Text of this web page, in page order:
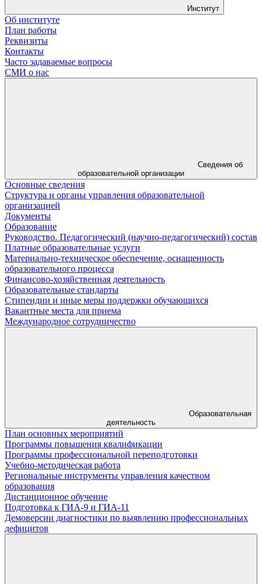
Институт
Об институте
План работы
Реквизиты
Контакты
Часто задаваемые вопросы
СМИ о нас
Сведения об
образовательной организации
Основные сведения
Структура и органы управления образовательной
организацией
Документы
Образование
Руководство. Педагогический (научно-педагогический) состав
Платные образовательные услуги
Материально-техническое обеспечение, оснащенность
образовательного процесса
Финансово-хозяйственная деятельность
Образовательные стандарты
Стипендии и иные меры поддержки обучающихся
Вакантные места для приема
Международное сотрудничество
Образовательная
деятельность
План основных мероприятий
Программы повышения квалификации
Программы профессиональной переподготовки
Учебно-методическая работа
Региональные инструменты управления качеством
образования
Дистанционное обучение
Подготовка к ГИА-9 и ГИА-11
Демоверсии диагностики по выявлению профессиональных
дефицитов